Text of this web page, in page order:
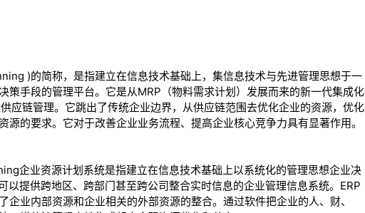
)的简称，是指建立在信息技术基础上，集信息技术与先进管理思想于一
策手段的管理平台。它是从MRP（物料需求计划）发展而来的新一代集成化
应链管理。它跳出了传统企业边界，从供应链范围去优化企业的资源，优化
的要求。它对于改善企业业务流程、提高企业核心竞争力具有显著作用。
企业资源计划系统是指建立在信息技术基础上以系统化的管理思想企业决
以提供跨地区、跨部门甚至跨公司整合实时信息的企业管理信息系统。ERP
业内部资源和企业相关的外部资源的整合。通过软件把企业的人、财、